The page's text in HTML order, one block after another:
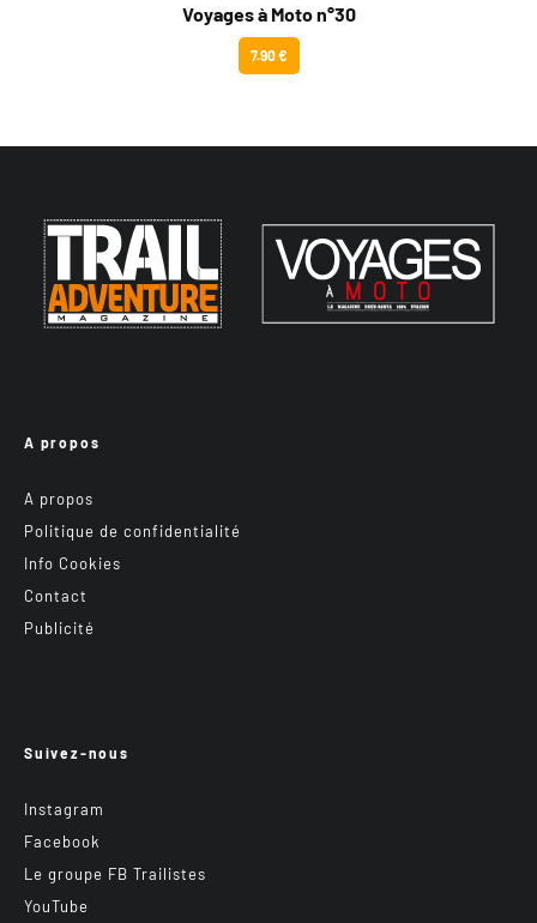
Voyages à Moto n°30
7.90 €
A propos
A propos
Politique de confidentialité
Info Cookies
Contact
Publicité
Suivez-nous
Instagram
Facebook
Le groupe FB Trailistes
YouTube